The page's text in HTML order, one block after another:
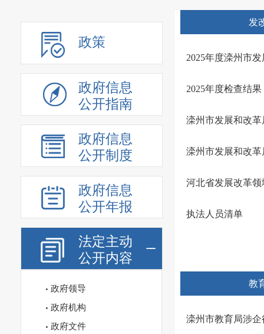
政策
政府信息
公开指南
政府信息
公开制度
政府信息
公开年报
法定主动
公开内容
政府领导
政府机构
政府文件
发
2025年度滦州市
2025年度检查结
滦州市发展和改
滦州市发展和改革
河北省发展改革
执法人员清单
教
滦州市教育局涉